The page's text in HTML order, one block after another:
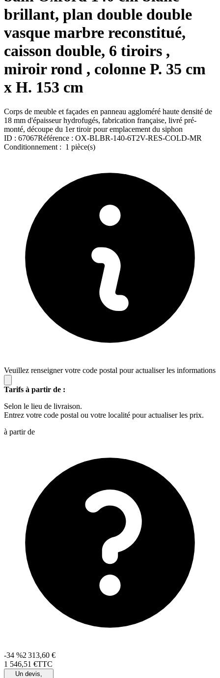
brillant, plan double double
vasque marbre reconstitué,
caisson double, 6 tiroirs ,
miroir rond , colonne P. 35 cm
x H. 153 cm
Corps de meuble et façades en panneau aggloméré haute densité de
18 mm d'épaisseur hydrofugés, fabrication française, livré pré-
monté, découpe du 1er tiroir pour emplacement du siphon
ID : 67067Référence : OX-BLBR-140-6T2V-RES-COLD-MR
Conditionnement : 1 pièce(s)
Veuillez renseigner votre code postal pour actualiser les informations
Tarifs à partir de :
Selon le lieu de livraison.
Entrez votre code postal ou votre localité pour actualiser les prix.
à partir de
-34 %2 313,60 €
1 546,51 €TTC
Un devis,